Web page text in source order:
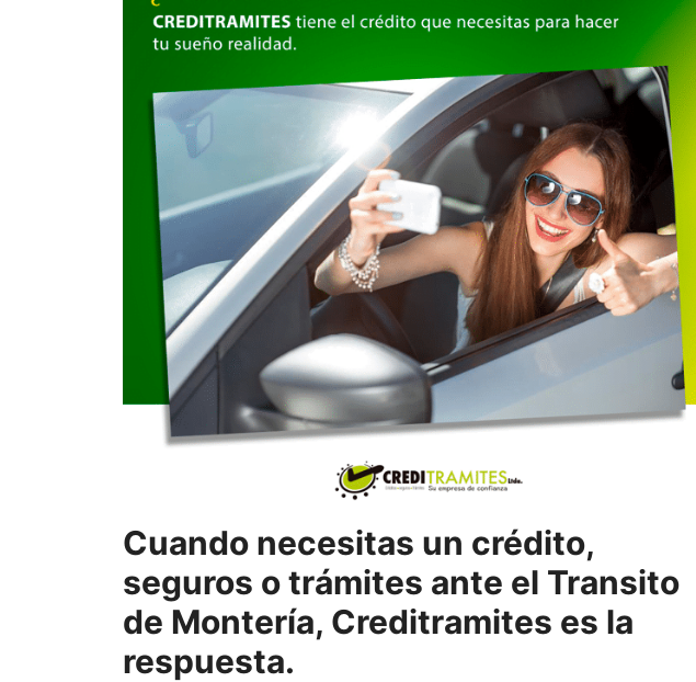
Cuando necesitas un crédito,
seguros o trámites ante el Transito
de Montería, Creditramites es la
respuesta.